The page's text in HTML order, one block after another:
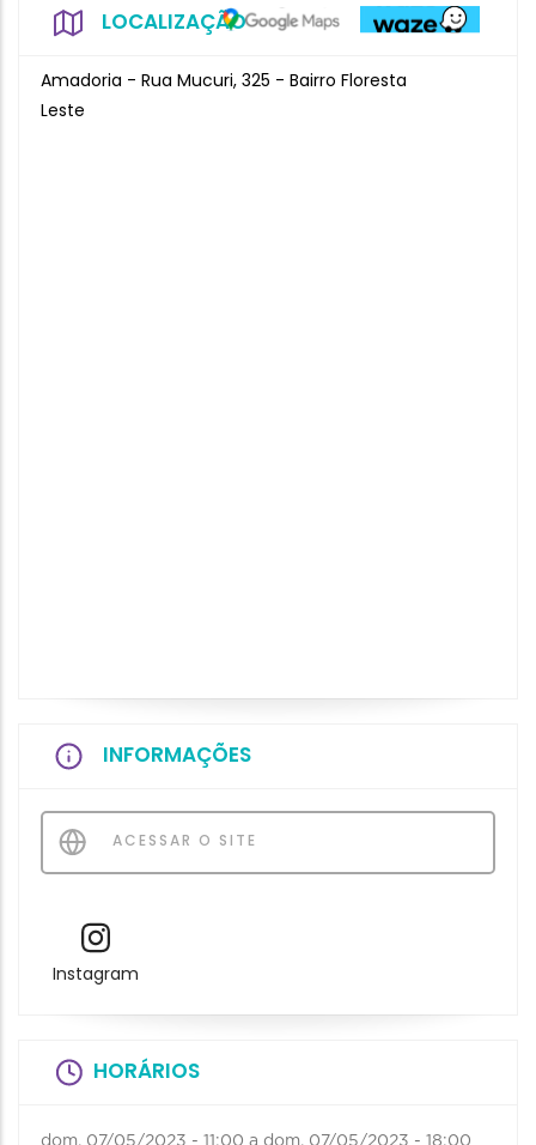
LOCALIZAÇÃO
Amadoria - Rua Mucuri, 325 - Bairro Floresta
Leste
INFORMAÇÕES
ACESSAR O SITE
Instagram
HORÁRIOS
dom, 07/05/2023 - 11:00 a dom, 07/05/2023 - 18:00